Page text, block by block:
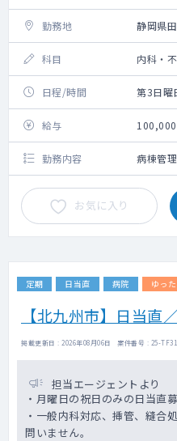
勤務地 静岡県
科目 内科・
日程/時間 第3日曜
給与 100,000
勤務内容 病棟管理
お気に入り
定期 日当直 病院 ゆっ
【北九州市】日当直
掲載更新日 : 2026年08月06日 案件番号 : 25-
担当エージェントより
・月曜日の祝日のみの日当直募
・一般内科対応、挿管、縫合
問いません。